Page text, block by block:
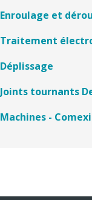
Enroulage et
Traitement
Déplissage
Joints tournants
Machines - Comexi